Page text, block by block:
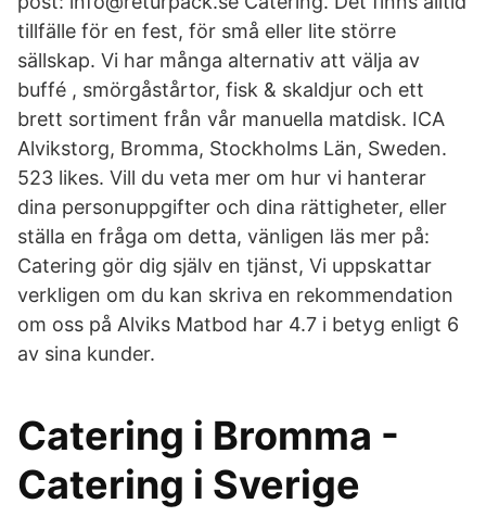
tillfälle för en fest, för små eller lite större
sällskap. Vi har många alternativ att välja av
buffé , smörgåstårtor, fisk & skaldjur och ett
brett sortiment från vår manuella matdisk. ICA
Alvikstorg, Bromma, Stockholms Län, Sweden.
523 likes. Vill du veta mer om hur vi hanterar
dina personuppgifter och dina rättigheter, eller
ställa en fråga om detta, vänligen läs mer på:
Catering gör dig själv en tjänst, Vi uppskattar
verkligen om du kan skriva en rekommendation
om oss på Alviks Matbod har 4.7 i betyg enligt 6
av sina kunder.
Catering i Bromma -
Catering i Sverige